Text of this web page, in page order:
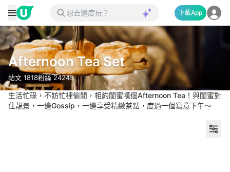
下載App
Afternoon Tea Set
帖文 1818粉絲24245
生活忙碌，不妨忙裡偷閒，相約閨蜜嘆個Afternoon Tea！與閨蜜對
住靚景，一邊Gossip，一邊享受精緻茶點，度過一個寫意下午～